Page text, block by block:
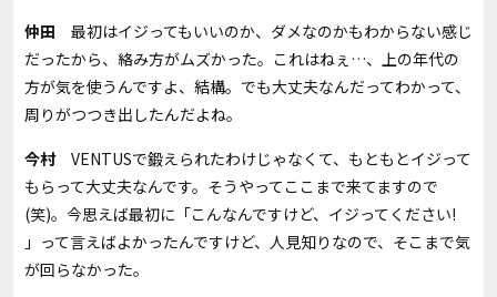
仲田 最初はイジってもいいのか、ダメなのかもわからない感じ
だったから、絡み方がムズかった。これはねぇ…、上の年代の
方が気を使うんですよ、結構。でも大丈夫なんだってわかって、
周りがつつき出したんだよね。
今村VENTUSで鍛えられたわけじゃなくて、もともとイジって
もらって大丈夫なんです。そうやってここまで来てますので
(笑)。今思えば最初に「こんなんですけど、イジってください!
」って言えばよかったんですけど、人見知りなので、そこまで気
が回らなかった。